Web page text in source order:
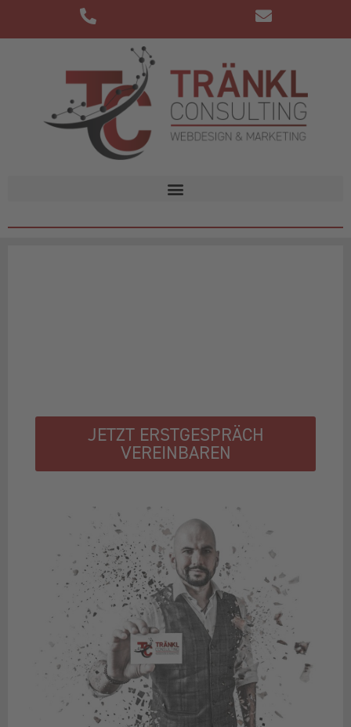
JETZT ERSTGESPRÄCH
VEREINBAREN